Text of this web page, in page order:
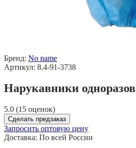
Бренд: No name
Артикул: 8.4-91-3738
Нарукавники
5.0 (15 оценок)
Сделать предзаказ
Запросить оптовую цену
Доставка: По всей России